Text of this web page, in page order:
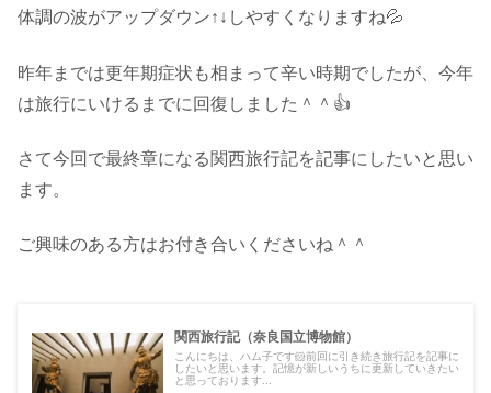
体調の波がアップダウン↑↓しやすくなりますね💦
昨年までは更年期症状も相まって辛い時期でしたが、今年
は旅行にいけるまでに回復しました＾＾👍
さて今回で最終章になる関西旅行記を記事にしたいと思い
ます。
ご興味のある方はお付き合いくださいね＾＾
関西旅行記（奈良国立博物館）
こんにちは、ハム子です🐹前回に引き続き旅行記を記事に
したいと思います。記憶が新しいうちに更新していきたい
と思っております...